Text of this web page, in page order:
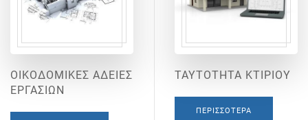
ΟΙΚΟΔΟΜΙΚΕΣ ΑΔΕΙΕΣ
ΕΡΓΑΣΙΩΝ
ΤΑΥΤΟΤΗΤΑ ΚΤΙΡΙΟΥ
ΠΕΡΙΣΣΌΤΕΡΑ